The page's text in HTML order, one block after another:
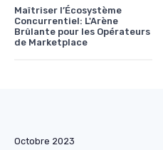
Maîtriser l’Écosystème
Concurrentiel: L'Arène
Brûlante pour les Opérateurs
de Marketplace
Octobre 2023